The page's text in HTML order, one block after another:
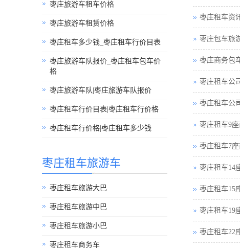
枣庄旅游车租车价格
枣庄旅游车租赁价格
枣庄租车多少钱_枣庄租车行价目表
枣庄旅游车队报价_枣庄租车包车价
格
枣庄旅游车队|枣庄旅游车队报价
枣庄租车行价目表|枣庄租车行价格
枣庄租车行价格|枣庄租车多少钱
枣庄租车旅游车
枣庄租车旅游大巴
枣庄租车旅游中巴
枣庄租车旅游小巴
枣庄租车商务车
枣庄租车资
枣庄包车旅
枣庄商务包
枣庄租车公
枣庄租车公
枣庄租车9
枣庄租车7
枣庄租车14
枣庄租车15
枣庄租车19
枣庄租车22